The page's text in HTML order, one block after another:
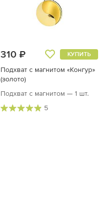
310 ₽ КУПИТЬ
Подхват с магнитом «Конгур»
(золото)
Подхват с магнитом — 1 шт.
5